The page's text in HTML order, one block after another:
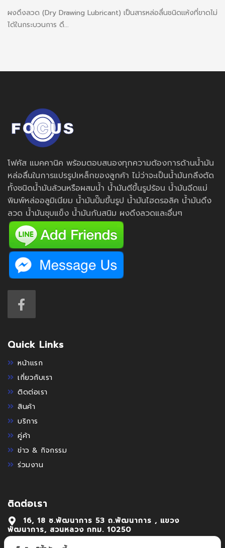
ผงดึงลวด (Dry Drawing Lubricant) เป็นสารหล่อลื่นชนิดแห้งที่ขาดไม่
ได้ในกระบวนการ ดึ...
โฟคัส แมคคานิค พร้อมตอบสนองทุกความต้องการด้านน้ำมัน
หล่อลื่นในการแปรรูปเหล็กของลูกค้า ไม่ว่าจะเป็นน้ำมันกลึงตัด
ทั้งชนิดน้ำมันล้วนหรือผสมน้ำ น้ำมันตีขึ้นรูปร้อน น้ำมันฉีดแม่
พิมพ์หล่ออลูมิเนียม น้ำมันปั๊มขึ้นรูป น้ำมันไฮดรอลิค น้ำมันดึง
ลวด น้ำมันชุบแข็ง น้ำมันกันสนิม ผงดึงลวดและอื่นๆ
Quick Links
หน้าแรก
เกี่ยวกับเรา
ติดต่อเรา
สินค้า
บริการ
คู่ค้า
ข่าว & กิจกรรม
ร่วมงาน
ติดต่อเรา
16, 18 ซ.พัฒนาการ 53 ถ.พัฒนาการ , แขวง
พัฒนาการ, สวนหลวง กทม. 10250